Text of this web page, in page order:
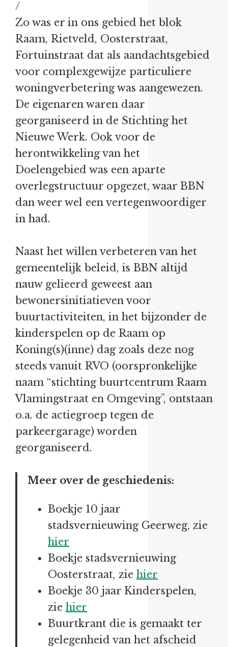
/
Zo was er in ons gebied het blok
Raam, Rietveld, Oosterstraat,
Fortuinstraat dat als aandachtsgebied
voor complexgewijze particuliere
woningverbetering was aangewezen.
De eigenaren waren daar
georganiseerd in de Stichting het
Nieuwe Werk. Ook voor de
herontwikkeling van het
Doelengebied was een aparte
overlegstructuur opgezet, waar BBN
dan weer wel een vertegenwoordiger
in had.
Naast het willen verbeteren van het
gemeentelijk beleid, is BBN altijd
nauw gelieerd geweest aan
bewonersinitiatieven voor
buurtactiviteiten, in het bijzonder de
kinderspelen op de Raam op
Koning(s)(inne) dag zoals deze nog
steeds vanuit RVO (oorspronkelijke
naam “stichting buurtcentrum Raam
Vlamingstraat en Omgeving”, ontstaan
o.a. de actiegroep tegen de
parkeergarage) worden
georganiseerd.
Meer over de geschiedenis:
Boekje 10 jaar
stadsvernieuwing Geerweg, zie
hier
Boekje stadsvernieuwing
Oosterstraat, zie hier
Boekje 30 jaar Kinderspelen,
zie hier
Buurtkrant die is gemaakt ter
gelegenheid van het afscheid